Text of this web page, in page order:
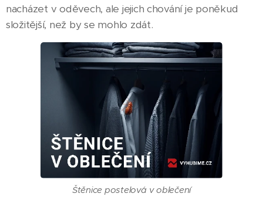
nacházet v oděvech, ale jejich chování je poněkud
složitější, než by se mohlo zdát.
Štěnice postelová v oblečení